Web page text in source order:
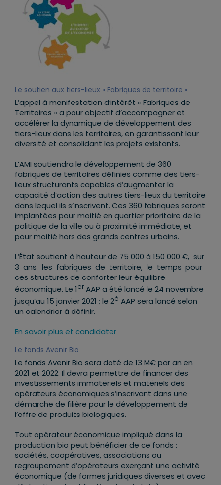
Le soutien aux tiers-lieux « Fabriques de territoire »
L’appel à manifestation d’intérêt « Fabriques de
Territoires » a pour objectif d’accompagner et
accélérer la dynamique de développement des
tiers-lieux dans les territoires, en garantissant leur
diversité et consolidant les projets existants.
L’AMI soutiendra le développement de 360
fabriques de territoires définies comme des tiers-
lieux structurants capables d’augmenter la
capacité d’action des autres tiers-lieux du territoire
dans lequel ils s’inscrivent. Ces 360 fabriques seront
implantées pour moitié en quartier prioritaire de la
politique de la ville ou à proximité immédiate, et
pour moitié hors des grands centres urbains.
L’État soutient à hauteur de 75 000 à 150 000 €, sur
3 ans, les fabriques de territoire, le temps pour
ces structures de conforter leur équilibre
économique. Le 1erAAP a été lancé le 24 novembre
jusqu’au 15 janvier 2021 ; le 2è AAP sera lancé selon
un calendrier à définir.
En savoir plus et candidater
Le fonds Avenir Bio
Le fonds Avenir Bio sera doté de 13 M€ par an en
2021 et 2022. Il devra permettre de financer des
investissements immatériels et matériels des
opérateurs économiques s’inscrivant dans une
démarche de filière pour le développement de
l’offre de produits biologiques.
Tout opérateur économique impliqué dans la
production bio peut bénéficier de ce fonds :
sociétés, coopératives, associations ou
regroupement d’opérateurs exerçant une activité
économique (de formes juridiques diverses et avec